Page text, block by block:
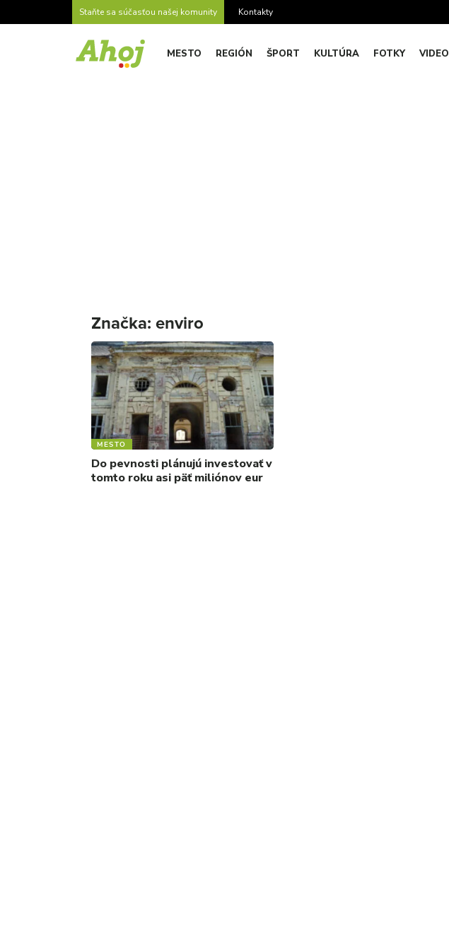
Staňte sa súčasťou našej komunity Kontakty
MESTO REGIÓN ŠPORT KULTÚRA FOTKY VIDEO
Značka: enviro
MESTO
Do pevnosti plánujú investovať v
tomto roku asi päť miliónov eur